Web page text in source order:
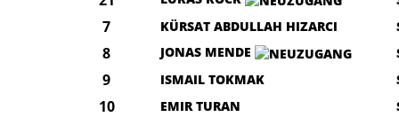
7 KÜRSAT ABDULLAH HIZARCI
8 JONAS MENDE
9 ISMAIL TOKMAK
10 EMIR TURAN